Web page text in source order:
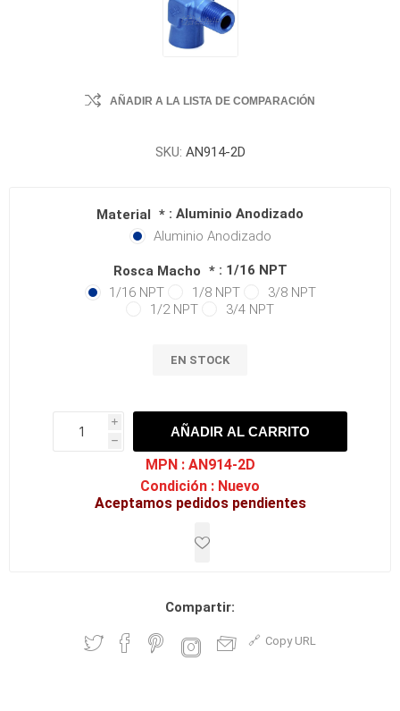
AÑADIR A LA LISTA DE COMPARACIÓN
SKU: AN914-2D
Material * : Aluminio Anodizado
Aluminio Anodizado
Rosca Macho * : 1/16 NPT
1/16 NPT
1/8 NPT
3/8 NPT
1/2 NPT
3/4 NPT
EN STOCK
i
h
h
AÑADIR AL CARRITO
MPN : AN914-2D
Condición : Nuevo
Aceptamos pedidos pendientes
Compartir:
Copy URL